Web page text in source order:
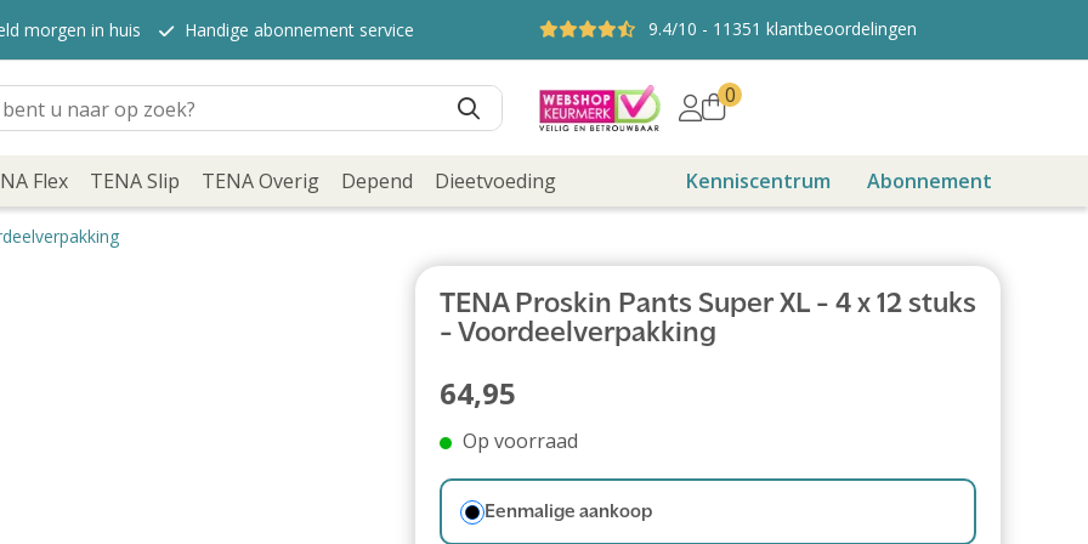
morgen in huis Handige abonnement service 9.4/10 - 11351 klantbeoordelingen
0
Flex TENA Slip TENA Overig Depend Dieetvoeding Kenniscentrum Abonnement
TENA Proskin Pants Super XL - 4 x 12 stuks
- Voordeelverpakking
64,95
Op voorraad
Eenmalige aankoop